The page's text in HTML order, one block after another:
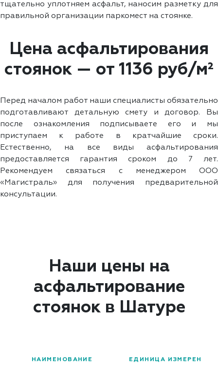
тщательно уплотняем асфальт, наносим разметку для
правильной организации паркомест на стоянке.
Цена асфальтирования
стоянок — от 1136 руб/м²
Перед началом работ наши специалисты обязательно
подготавливают детальную смету и договор. Вы
после ознакомления подписываете его и мы
приступаем к работе в кратчайшие сроки.
Естественно, на все виды асфальтирования
предоставляется гарантия сроком до 7 лет.
Рекомендуем связаться с менеджером ООО
«Магистраль» для получения предварительной
консультации.
Наши цены на
асфальтирование
стоянок в Шатуре
НАИМЕНОВАНИЕ ЕДИНИЦА ИЗМЕРЕНИЯ